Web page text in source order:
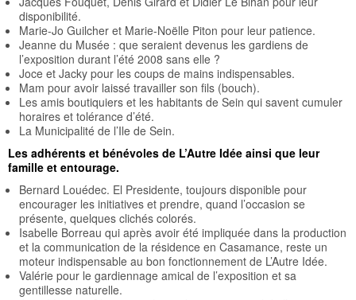
disponibilité.
Marie-Jo Guilcher et Marie-Noëlle Piton pour leur patience.
Jeanne du Musée : que seraient devenus les gardiens de
l’exposition durant l’été 2008 sans elle ?
Joce et Jacky pour les coups de mains indispensables.
Mam pour avoir laissé travailler son fils (bouch).
Les amis boutiquiers et les habitants de Sein qui savent cumuler
horaires et tolérance d’été.
La Municipalité de l’Ile de Sein.
Les adhérents et bénévoles de L’Autre Idée ainsi que leur
famille et entourage.
Bernard Louédec. El Presidente, toujours disponible pour
encourager les initiatives et prendre, quand l’occasion se
présente, quelques clichés colorés.
Isabelle Borreau qui après avoir été impliquée dans la production
et la communication de la résidence en Casamance, reste un
moteur indispensable au bon fonctionnement de L’Autre Idée.
Valérie pour le gardiennage amical de l’exposition et sa
gentillesse naturelle.